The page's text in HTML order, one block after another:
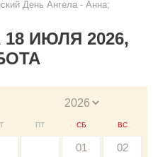
День Ангела - Анна;
ИЮЛЯ 2026,
ПТ СБ ВС
01 02